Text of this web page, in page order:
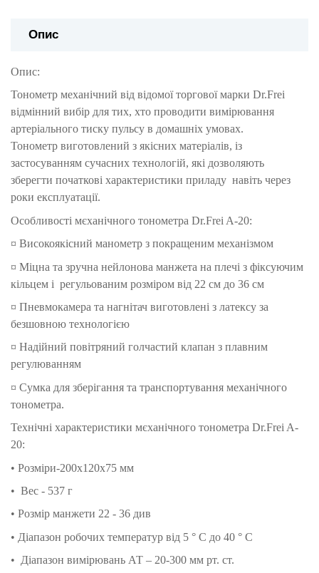
Опис
Опис:
Тонометр механічний від відомої торгової марки Dr.Frei
відмінний вибір для тих, хто проводити вимірювання
артеріального тиску пульсу в домашніх умовах.
Тонометр виготовлений з якісних матеріалів, із
застосуванням сучасних технологій, які дозволяють
зберегти початкові характеристики приладу навіть через
роки експлуатації.
Особливості мєханічного тонометра Dr.Frei A-20:
¤ Високоякісний манометр з покращеним механізмом
¤ Міцна та зручна нейлонова манжета на плечі з фіксуючим
кільцем і регульованим розміром від 22 см до 36 см
¤ Пневмокамера та нагнітач виготовлені з латексу за
безшовною технологією
¤ Надійний повітряний голчастий клапан з плавним
регулюванням
¤ Сумка для зберігання та транспортування механічного
тонометра.
Технічні характеристики мєханічного тонометра Dr.Frei A-
20:
• Розміри-200х120х75 мм
• Вес - 537 г
• Розмір манжети 22 - 36 див
• Діапазон робочих температур від 5 ° C до 40 ° C
• Діапазон вимірювань АТ – 20-300 мм рт. ст.